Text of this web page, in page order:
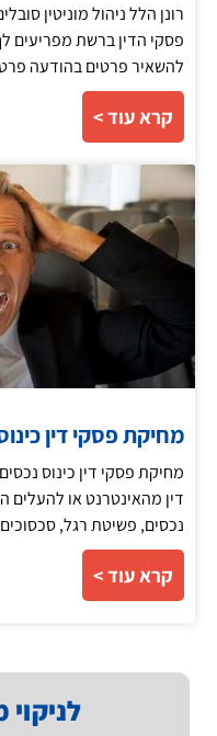
לניקוי
רונן הלל ניהול מוניטין
פסקי הדין ברשת מפריעים
להשאיר פרטים בהודעה
קרא עוד >
מחיקת פסקי דין
מחיקת פסקי דין כינוס
דין מהאינטרנט או להעלים
נכסים, פשיטת רגל, סכסוכים
קרא עוד >